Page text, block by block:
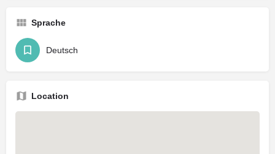
Sprache
Deutsch
Location